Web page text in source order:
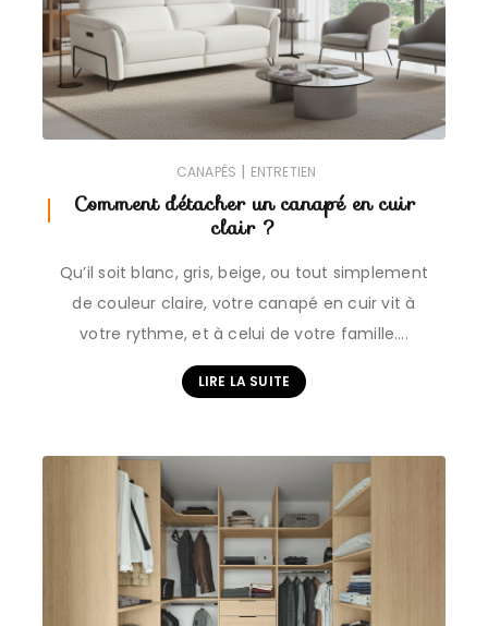
CANAPÉS | ENTRETIEN
Comment détacher un canapé en cuir
clair ?
Qu’il soit blanc, gris, beige, ou tout simplement
de couleur claire, votre canapé en cuir vit à
votre rythme, et à celui de votre famille….
LIRE LA SUITE